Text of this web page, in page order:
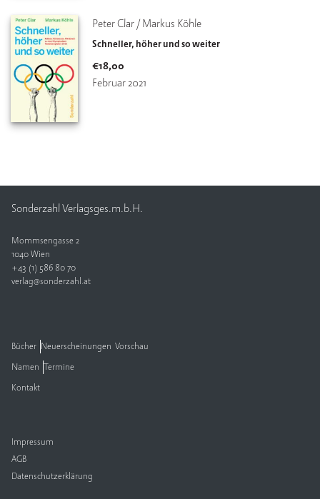
Peter Clar / Markus Köhle
Schneller, höher und so weiter
€18,00
Februar 2021
Sonderzahl Verlagsges.m.b.H.
Mommsengasse 2
1040 Wien
+43 (1) 586 80 70
verlag@sonderzahl.at
Bücher Neuerscheinungen Vorschau
Namen Termine
Kontakt
Impressum
AGB
Datenschutzerklärung